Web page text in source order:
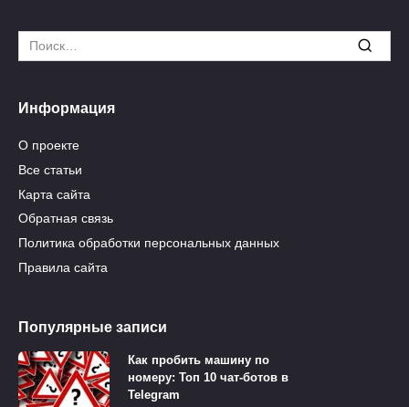
Search
for:
Информация
О проекте
Все статьи
Карта сайта
Обратная связь
Политика обработки персональных данных
Правила сайта
Популярные записи
Как пробить машину по
номеру: Топ 10 чат-ботов в
Telegram